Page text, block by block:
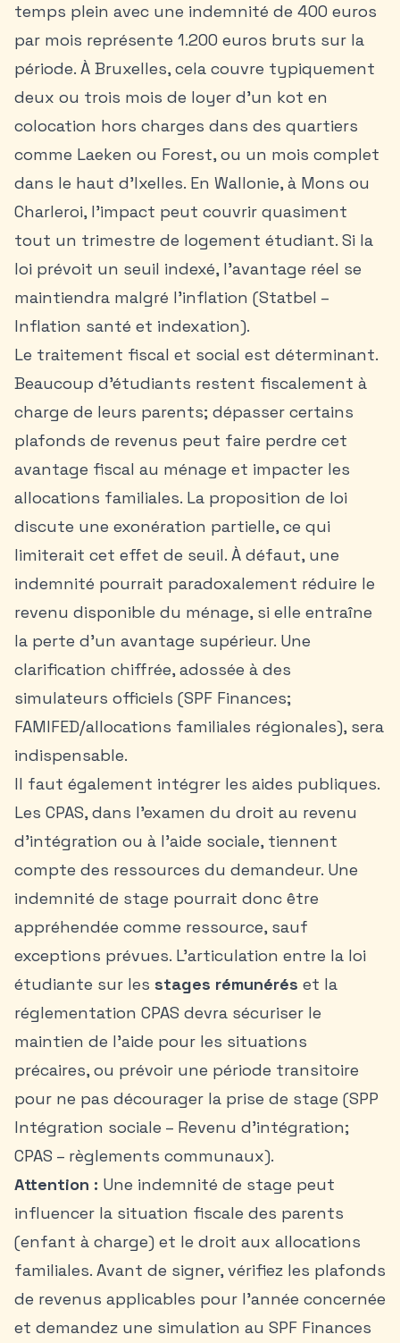
temps plein avec une indemnité de 400 euros
par mois représente 1.200 euros bruts sur la
période. À Bruxelles, cela couvre typiquement
deux ou trois mois de loyer d’un kot en
colocation hors charges dans des quartiers
comme Laeken ou Forest, ou un mois complet
dans le haut d’Ixelles. En Wallonie, à Mons ou
Charleroi, l’impact peut couvrir quasiment
tout un trimestre de logement étudiant. Si la
loi prévoit un seuil indexé, l’avantage réel se
maintiendra malgré l’inflation (Statbel –
Inflation santé et indexation).
Le traitement fiscal et social est déterminant.
Beaucoup d’étudiants restent fiscalement à
charge de leurs parents; dépasser certains
plafonds de revenus peut faire perdre cet
avantage fiscal au ménage et impacter les
allocations familiales. La proposition de loi
discute une exonération partielle, ce qui
limiterait cet effet de seuil. À défaut, une
indemnité pourrait paradoxalement réduire le
revenu disponible du ménage, si elle entraîne
la perte d’un avantage supérieur. Une
clarification chiffrée, adossée à des
simulateurs officiels (SPF Finances;
FAMIFED/allocations familiales régionales), sera
indispensable.
Il faut également intégrer les aides publiques.
Les CPAS, dans l’examen du droit au revenu
d’intégration ou à l’aide sociale, tiennent
compte des ressources du demandeur. Une
indemnité de stage pourrait donc être
appréhendée comme ressource, sauf
exceptions prévues. L’articulation entre la loi
étudiante sur les stages rémunérés et la
réglementation CPAS devra sécuriser le
maintien de l’aide pour les situations
précaires, ou prévoir une période transitoire
pour ne pas décourager la prise de stage (SPP
Intégration sociale – Revenu d’intégration;
CPAS – règlements communaux).
Attention : Une indemnité de stage peut
influencer la situation fiscale des parents
(enfant à charge) et le droit aux allocations
familiales. Avant de signer, vérifiez les plafonds
de revenus applicables pour l’année concernée
et demandez une simulation au SPF Finances